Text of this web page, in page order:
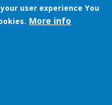
Kancellária |
2019.
user experience You
More info